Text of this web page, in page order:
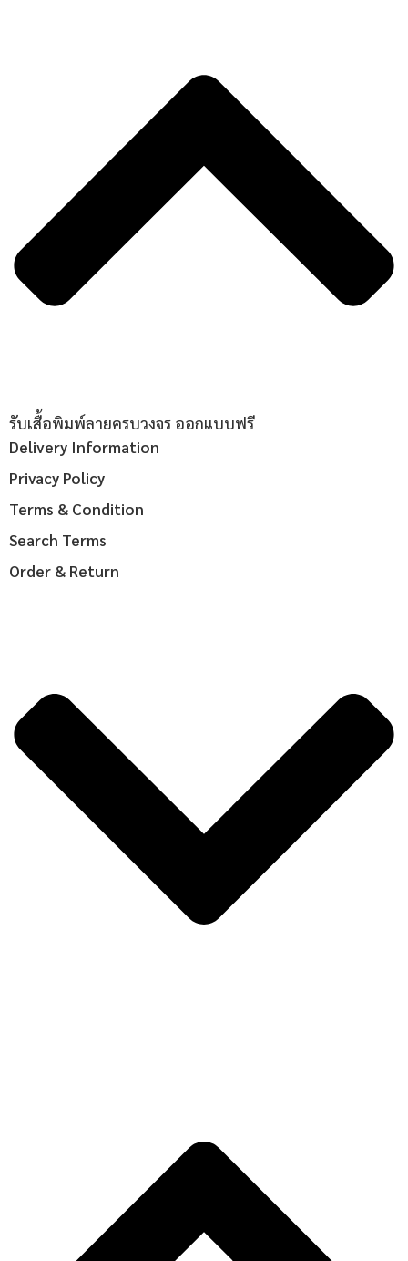
รับเสื้อพิมพ์ลายครบวงจร ออกแบบฟรี
Delivery Information
Privacy Policy
Terms & Condition
Search Terms
Order & Return